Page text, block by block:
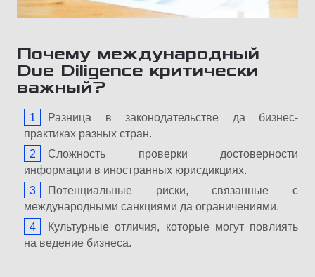
Почему международный
Due Diligence критически
важный?
Разница в законодательстве да бизнес-
практиках разных стран.
Сложность проверки достоверности
информации в иностранных юрисдикциях.
Потенциальные риски, связанные с
международными санкциями да ограничениями.
Культурные отличия, которые могут повлиять
на ведение бизнеса.